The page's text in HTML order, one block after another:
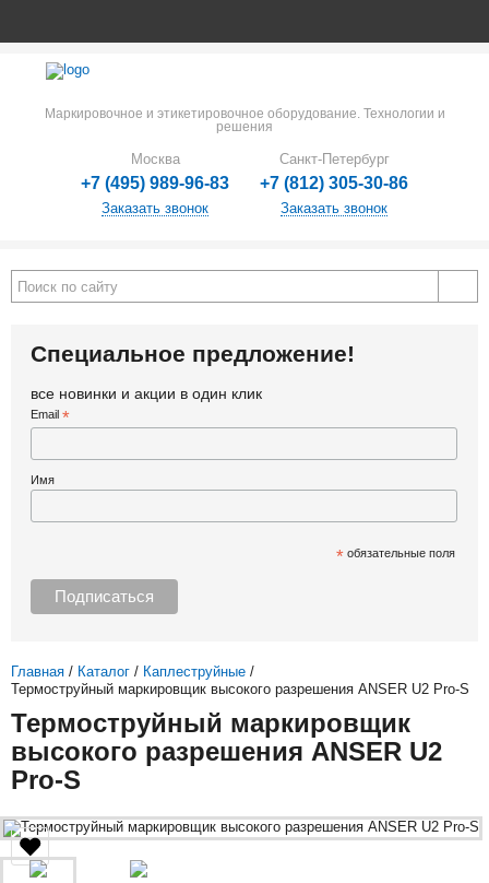
Маркировочное и этикетировочное оборудование. Технологии и
решения
Москва
+7 (495) 989-96-83
Заказать звонок
Санкт-Петербург
+7 (812) 305-30-86
Заказать звонок
Специальное предложение!
все новинки и акции в один клик
Email *
Имя
*обязательные поля
Главная / Каталог / Каплеструйные /
Термоструйный маркировщик высокого разрешения ANSER U2 Pro-S
Термоструйный маркировщик
высокого разрешения ANSER U2
Pro-S